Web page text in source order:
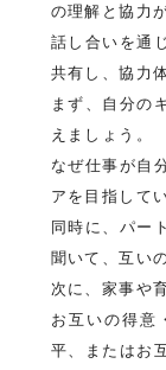
の理解と協力
話し合いを通
共有し、協力
まず、自分の
えましょう。
なぜ仕事が自
アを目指して
同時に、パー
聞いて、互い
次に、家事や
お互いの得意
平、またはお